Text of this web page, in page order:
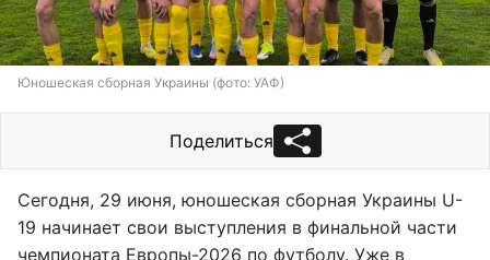
Юношеская сборная Украины (фото: УАФ)
Поделиться
Сегодня, 29 июня, юношеская сборная Украины U-
19 начинает свои выступления в финальной части
чемпионата Европы-2026 по футболу. Уже в